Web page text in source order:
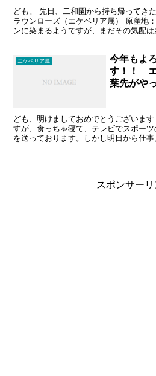
ども。 先日、二和園から持ち帰ってき
ラウンローズ（エケベリア属） 原産地
ンに染まるようですが、まだその気配は
エケベリア属
今年もよ
す！！ エ
葉先がや
ども、明けましておめでとうございま
すが、食っちゃ寝て、テレビでスポー
を送っております。しかし明日から仕事
スポンサーリ